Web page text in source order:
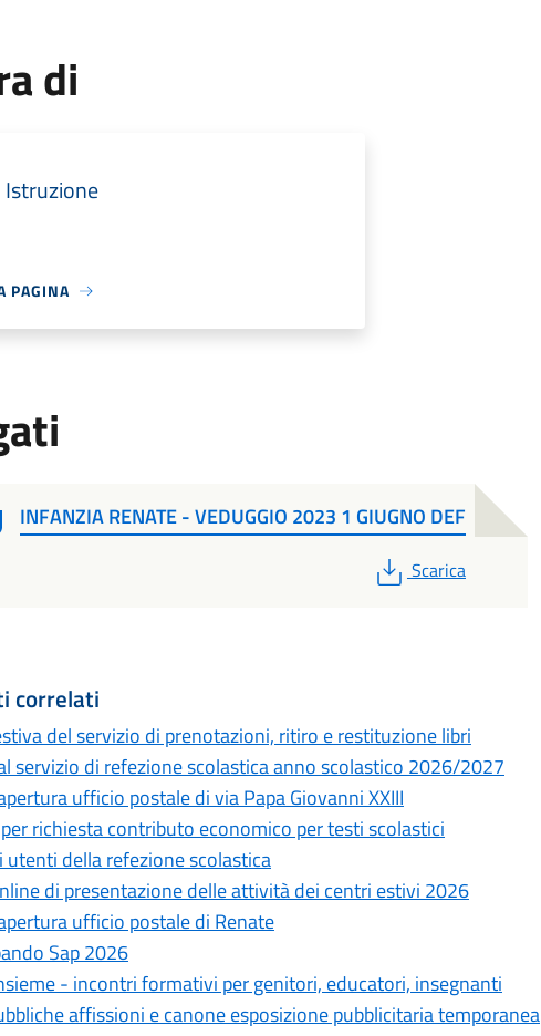
di
PAGINA
INFANZIA RENATE - VEDUGGIO 2023 1 GIUGNO DEF
PDF
Scarica
correlati
del servizio di prenotazioni, ritiro e restituzione libri
servizio di refezione scolastica anno scolastico 2026/2027
ufficio postale di via Papa Giovanni XXIII
richiesta contributo economico per testi scolastici
utenti della refezione scolastica
di presentazione delle attività dei centri estivi 2026
ufficio postale di Renate
Sap 2026
- incontri formativi per genitori, educatori, insegnanti
affissioni e canone esposizione pubblicitaria temporanea